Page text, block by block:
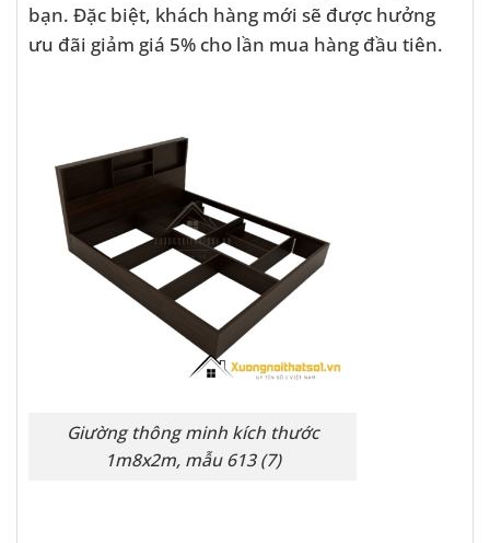
bạn. Đặc biệt, khách hàng mới sẽ được hưởng
ưu đãi giảm giá 5% cho lần mua hàng đầu tiên.
Giường thông minh kích thước
1m8x2m, mẫu 613 (7)